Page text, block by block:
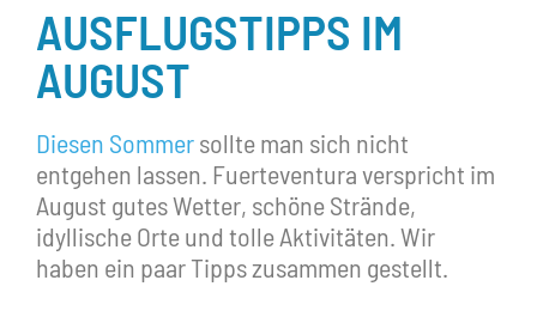
AUSFLUGSTIPPS IM
AUGUST
Diesen Sommersollte man sich nicht
entgehen lassen. Fuerteventura verspricht im
August gutes Wetter, schöne Strände,
idyllische Orte und tolle Aktivitäten. Wir
haben ein paar Tipps zusammen gestellt.